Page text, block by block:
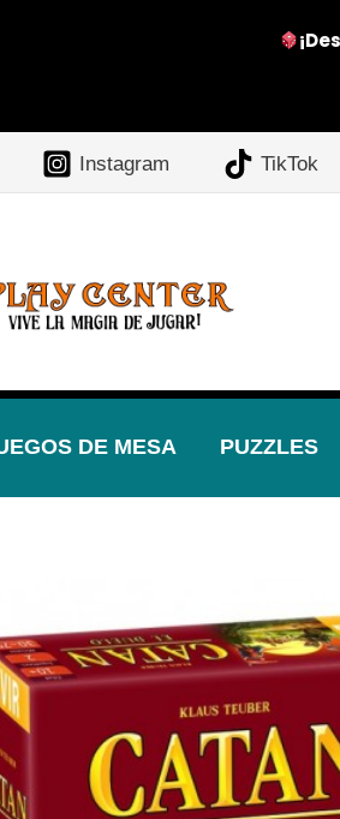
Instagram TikTok
DE MESA PUZZLES